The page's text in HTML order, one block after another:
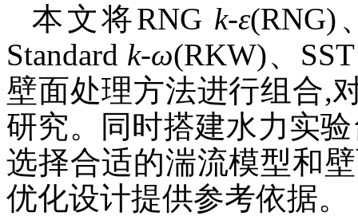
本文将RNG k-ε(RNG)
Standard k-ω(RKW)、
壁面处理方法进行组合,
研究。同时搭建水力实
选择合适的湍流模型和
优化设计提供参考依据。